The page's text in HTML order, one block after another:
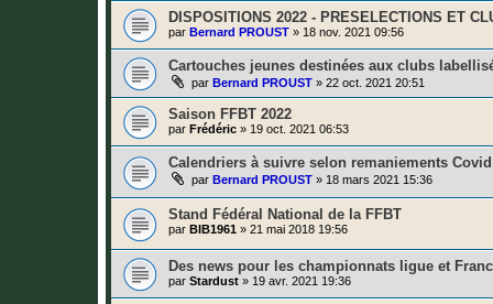
DISPOSITIONS 2022 - PRESELECTIONS ET
par Bernard PROUST » 18 nov. 2021 09:56
Cartouches jeunes destinées aux clubs
par Bernard PROUST » 22 oct. 2021 20:51
Saison FFBT 2022
par Frédéric » 19 oct. 2021 06:53
Calendriers à suivre selon remaniements Covid
par Bernard PROUST » 18 mars 2021 15:36
Stand Fédéral National de la FFBT
par BIB1961 » 21 mai 2018 19:56
Des news pour les championnats ligue et
par Stardust » 19 avr. 2021 19:36